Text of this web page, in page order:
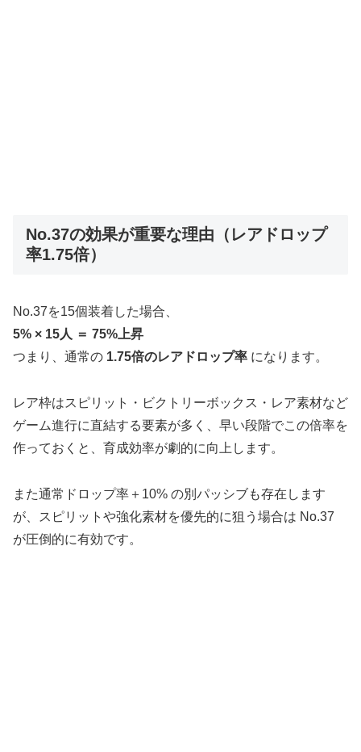
No.37の効果が重要な理由（レアドロップ
率1.75倍）
No.37を15個装着した場合、
5% × 15人 ＝ 75%上昇
つまり、通常の 1.75倍のレアドロップ率 になります。
レア枠はスピリット・ビクトリーボックス・レア素材など
ゲーム進行に直結する要素が多く、早い段階でこの倍率を
作っておくと、育成効率が劇的に向上します。
また通常ドロップ率＋10% の別パッシブも存在します
が、スピリットや強化素材を優先的に狙う場合は No.37
が圧倒的に有効です。